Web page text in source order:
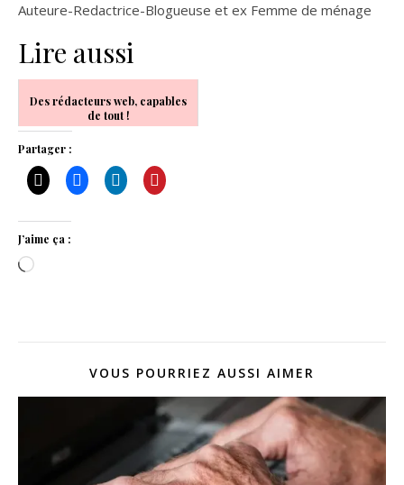
Auteure-Redactrice-Blogueuse et ex Femme de ménage
Lire aussi
Des rédacteurs web, capables
de tout !
Partager :
J’aime ça :
Chargement…
VOUS POURRIEZ AUSSI AIMER